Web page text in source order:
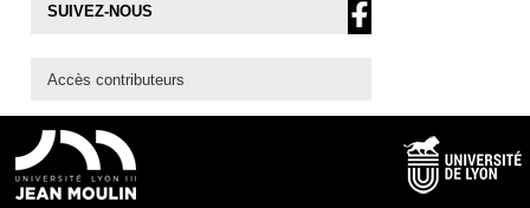
SUIVEZ-NOUS
Accès contributeurs